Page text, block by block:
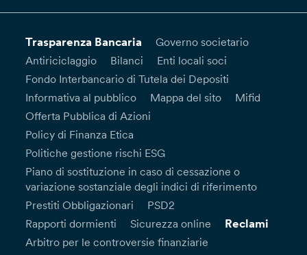
Trasparenza Bancaria
Governo societario
Antiriciclaggio
Bilanci
Enti locali soci
Fondo Interbancario di Tutela dei Depositi
Informativa al pubblico
Mappa del sito
Mifid
Offerta Pubblica di Azioni
Policy di Finanza Etica
Politiche gestione rischi ESG
Piano di sostituzione in caso di cessazione o
variazione sostanziale degli indici di riferimento
Prestiti Obbligazionari
PSD2
Rapporti dormienti
Sicurezza online Reclami
Arbitro per le controversie finanziarie